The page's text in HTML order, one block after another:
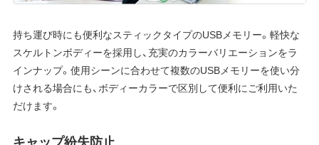
持ち運び時にも便利なスティックタイプのUSBメモリー。軽快な
スケルトンボディーを採用し、充実のカラーバリエーションをラ
インナップ。使用シーンに合わせて複数のUSBメモリーを使い分
けされる場合にも、ボディーカラーで区別して便利にご利用いた
だけます。